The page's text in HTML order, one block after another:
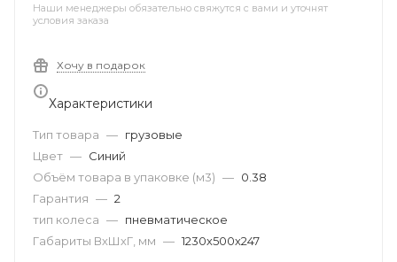
Наши менеджеры обязательно свяжутся с вами и уточнят
условия заказа
Хочу в подарок
Характеристики
Тип товара — грузовые
Цвет — Синий
Объём товара в упаковке (м3) — 0.38
Гарантия — 2
тип колеса — пневматическое
Габариты ВхШхГ, мм — 1230х500х247